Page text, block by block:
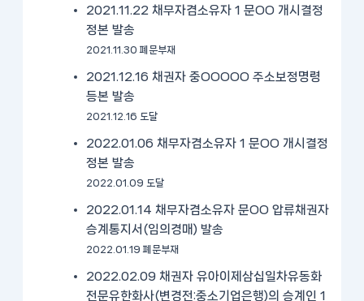
2021.11.22 채무자겸소유자 1 문OO 개시결정
정본 발송
2021.11.30 폐문부재
2021.12.16 채권자 중OOOOO 주소보정명령
등본 발송
2021.12.16 도달
2022.01.06 채무자겸소유자 1 문OO 개시결정
정본 발송
2022.01.09 도달
2022.01.14 채무자겸소유자 문OO 압류채권자
승계통지서(임의경매) 발송
2022.01.19 폐문부재
2022.02.09 채권자 유아이제삼십일차유동화
전문유한화사(변경전:중소기업은행)의 승계인 1